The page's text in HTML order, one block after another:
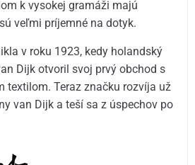
k vysokej gramáži majú
veľmi príjemné na dotyk.
v roku 1923, kedy holandský
Dijk otvoril svoj prvý obchod s
textilom. Teraz značku rozvíja už
van Dijk a teší sa z úspechov po